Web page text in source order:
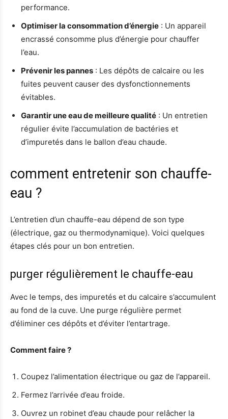
performance.
Optimiser la consommation d’énergie : Un appareil
encrassé consomme plus d’énergie pour chauffer
l’eau.
Prévenir les pannes : Les dépôts de calcaire ou les
fuites peuvent causer des dysfonctionnements
évitables.
Garantir une eau de meilleure qualité : Un entretien
régulier évite l’accumulation de bactéries et
d’impuretés dans le ballon d’eau chaude.
comment entretenir son chauffe-
eau ?
L’entretien d’un chauffe-eau dépend de son type
(électrique, gaz ou thermodynamique). Voici quelques
étapes clés pour un bon entretien.
purger régulièrement le chauffe-eau
Avec le temps, des impuretés et du calcaire s’accumulent
au fond de la cuve. Une purge régulière permet
d’éliminer ces dépôts et d’éviter l’entartrage.
Comment faire ?
Coupez l’alimentation électrique ou gaz de l’appareil.
Fermez l’arrivée d’eau froide.
Ouvrez un robinet d’eau chaude pour relâcher la